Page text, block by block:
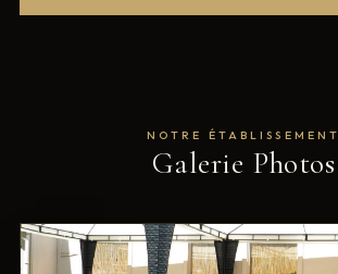
NOTRE ÉTABLISSEMENT
Galerie Photos